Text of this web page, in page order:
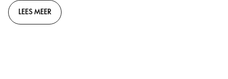
LEES MEER